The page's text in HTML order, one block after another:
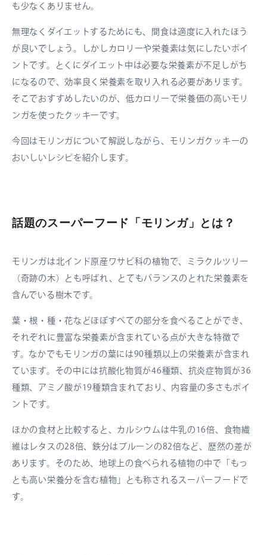
も少なくありません。
無理なくダイエットするためにも、間食は適度に入れたほう
が良いでしょう。しかしカロリーや栄養素は気にしたいポイ
ントです。とくにダイエット中は必要な栄養素が不足しがち
になるので、効率良く栄養素を取り入れる必要があります。
そこでおすすめしたいのが、低カロリーで栄養価の高いモリ
ンガを使ったクッキーです。
今回はモリンガについて解説しながら、モリンガクッキーの
おいしいレシピを紹介します。
話題のスーパーフード「モリンガ」とは？
モリンガは北インド原産ワサビ科の植物で、ミラクルツリー
（奇跡の木）とも呼ばれ、とてもバランスのとれた栄養素を
含んでいる樹木です。
葉・根・種・花などほぼすべての部分を食べることができ、
それぞれに豊富な栄養素が含まれている点が大きな特徴で
す。なかでもモリンガの葉には90種類以上の栄養素が含まれ
ています。その中には抗酸化物質が46種類、抗炎症物質が36
種類、アミノ酸が19種類含まれており、内容量の多さもポイ
ントです。
ほかの食材と比較すると、カルシウムは牛乳の16倍、食物繊
維はレタスの28倍、鉄分はプルーンの82倍など、歴然の差が
あります。そのため、地球上の食べられる植物の中で「もっ
とも高い栄養分を含む植物」とも称されるスーパーフードで
す。